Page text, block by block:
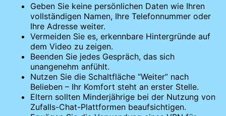
Geben Sie keine persönlichen Daten wie Ihren
vollständigen Namen, Ihre Telefonnummer oder
Ihre Adresse weiter.
Vermeiden Sie es, erkennbare Hintergründe auf
dem Video zu zeigen.
Beenden Sie jedes Gespräch, das sich
unangenehm anfühlt.
Nutzen Sie die Schaltfläche “Weiter” nach
Belieben – Ihr Komfort steht an erster Stelle.
Eltern sollten Minderjährige bei der Nutzung von
Zufalls-Chat-Plattformen beaufsichtigen.